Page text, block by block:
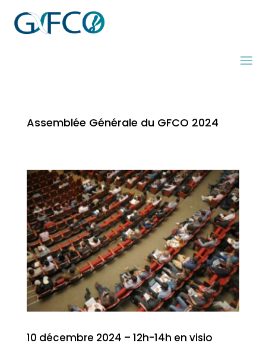
Assemblée Générale du GFCO 2024
10 décembre 2024 – 12h-14h en visio